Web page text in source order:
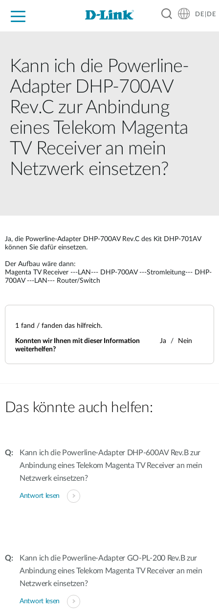
DE|DE
Kann ich die Powerline-
Adapter DHP-700AV
Rev.C zur Anbindung
eines Telekom Magenta
TV Receiver an mein
Netzwerk einsetzen?
Ja, die Powerline-Adapter DHP-700AV Rev.C des Kit DHP-701AV
können Sie dafür einsetzen.
Der Aufbau wäre dann:
Magenta TV Receiver ---LAN--- DHP-700AV ---Stromleitung--- DHP-
700AV ---LAN--- Router/Switch
1 fand / fanden das hilfreich.
Konnten wir Ihnen mit dieser Information
weiterhelfen?
Ja Nein
Das könnte auch helfen:
Kann ich die Powerline-Adapter DHP-600AV Rev.B zur
Anbindung eines Telekom Magenta TV Receiver an mein
Netzwerk einsetzen?
Antwort lesen
Kann ich die Powerline-Adapter GO-PL-200 Rev.B zur
Anbindung eines Telekom Magenta TV Receiver an mein
Netzwerk einsetzen?
Antwort lesen